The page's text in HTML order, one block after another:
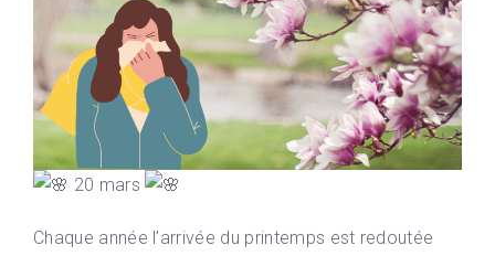
20 mars
Chaque année l’arrivée du printemps est redoutée